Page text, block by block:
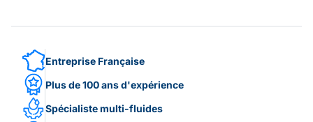
Entreprise Française
Plus de 100 ans d'expérience
Spécialiste multi-fluides